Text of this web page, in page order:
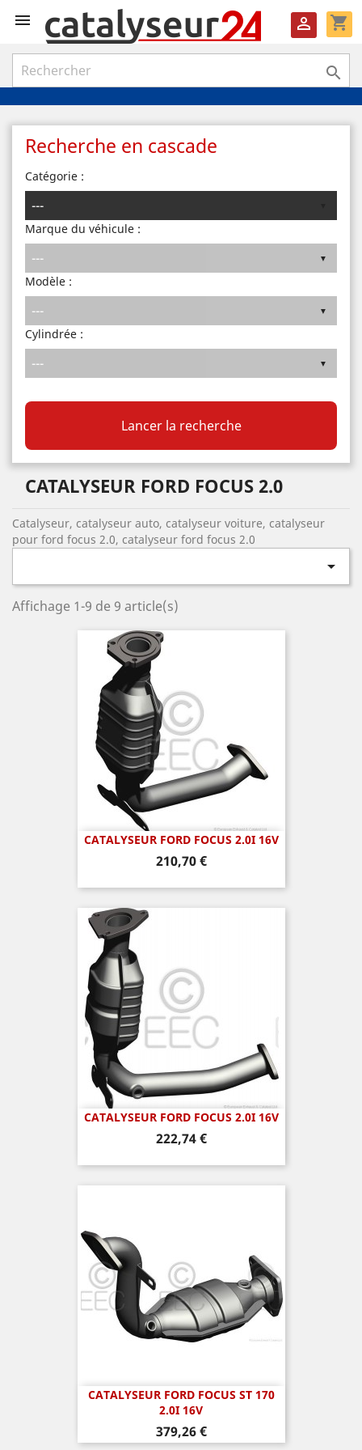
 shopping_cart


Recherche en cascade
Catégorie :
Marque du véhicule :
Modèle :
Cylindrée :
Lancer la recherche
CATALYSEUR FORD FOCUS 2.0
Catalyseur, catalyseur auto, catalyseur voiture, catalyseur
pour ford focus 2.0, catalyseur ford focus 2.0

Affichage 1-9 de 9 article(s)
CATALYSEUR FORD FOCUS 2.0I 16V
Prix
210,70 €
CATALYSEUR FORD FOCUS 2.0I 16V
Prix
222,74 €
CATALYSEUR FORD FOCUS ST 170
2.0I 16V
Prix
379,26 €